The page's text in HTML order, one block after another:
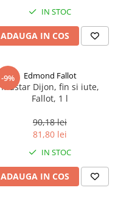
IN STOC
ADAUGA IN COS
-9% Edmond Fallot
Mustar Dijon, fin si iute,
Fallot, 1 l
90,18 lei
81,80 lei
IN STOC
ADAUGA IN COS